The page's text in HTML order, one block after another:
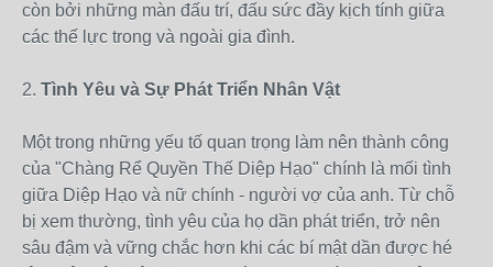
còn bởi những màn đấu trí, đấu sức đầy kịch tính giữa
các thế lực trong và ngoài gia đình.
2. Tình Yêu và Sự Phát Triển Nhân Vật
Một trong những yếu tố quan trọng làm nên thành công
của "Chàng Rể Quyền Thế Diệp Hạo" chính là mối tình
giữa Diệp Hạo và nữ chính - người vợ của anh. Từ chỗ
bị xem thường, tình yêu của họ dần phát triển, trở nên
sâu đậm và vững chắc hơn khi các bí mật dần được hé